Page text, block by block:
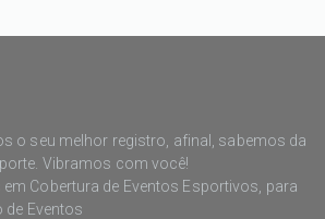
o seu melhor registro, afinal, sabemos da
Vibramos com você!
Cobertura de Eventos Esportivos, para
de Eventos